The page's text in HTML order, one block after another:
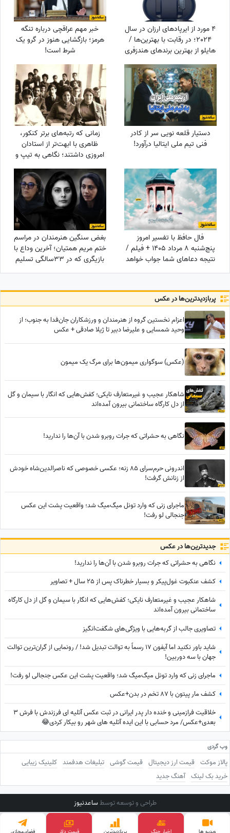
4 مورد از ایرپادهای ارزان در سال
2024؛ در رقابت با بهترین‌ها /
هایلو از بهترین برندهای هندزفری
بلوتوثی ارزان
خبر مهم عراقچی درباره تنگه
هرمز؛ بازگشایی هنوز در گرو یک
شرط است!
دستیار قلعه نویی سر از کادر
فنی تیم ملی ایتالیا درآورد!
زمانی که رتبه‌های برتر کنکور،
ظاهری با ابهت‌تر از استادان
امروزی داشتند؛ نگاهی به تیپ و
استایل رتبه‌های برتر کنکور سال
1354 + عکس
فال حافظ با تفسیر امروز
پنج‌شنبه 8 مرداد 1405 + فیلم /
نتیجه دعاهای شما جواب خواهد
داد درهای بسته به روی شما باز
بغض سنگین هنرمندان در مراسم
ختم مریم همتیان؛ آخرین وداع با
بازیگری که در 33سالگی تسلیم
سرطان شد / از سامان صفاری و
فراستی و هانیه غلامی در سوگ
پربازدید‌ترین‌ها در عکس
اعزام نخستین گروه از هنرمندان و ورزشکاران جان‌فدا به جنوب؛ از
وحید شمسایی و علیرضا دبیر تا ژیلا صادقی + عکس
(عکس) سوگواری میمون‌ها برای مرگ یک میمون
شاهکار عجیب و غیرمتعارف نایکی؛ کفش‌هایی که انگار با سیمان و گل
از دل کارگاه ساختمانی بیرون آمده‌اند
نگاهی به حشراتی که جرات روبرو شدن با آن‌ها را ندارید!
اندرونی حرم‌سرای 85 زنه؛ عکسی خصوصی که ناصرالدین‌شاه خودش
از زنانش گرفت!
ماجرای زنی که وارد تونل میگ‌میگ شد؛ واقعیت پشت این عکس
جنجالی لو رفت!
جدید‌ترین‌ها در عکس
نگاهی به حشراتی که جرات روبرو شدن با آن‌ها را ندارید!
کشف عنکبوت غول‌پیکر و بسیار خطرناک پس از 25 سال + تصاویر
شاهکار عجیب و غیرمتعارف نایکی؛ کفش‌هایی که انگار با سیمان و گل از دل کارگاه
ساختمانی بیرون آمده‌اند
تصاویری جالب از گربه‌هایی با ویژگی‌های شگفت‌انگیز
شاید باور نکنید اما آیفون 17 رسماً به توالت تبدیل شد! / رونمایی از گران‌ترین توالت
جهان با سه دوربین!
ماجرای زنی که وارد تونل میگ‌میگ شد؛ واقعیت پشت این عکس جنجالی لو رفت!
کشف مار پیتون با 87 تخم در بدن+عکس
خلاقیت فرازمینی و خنده دار پدر ایرانی در ثبت عکس آتلیه ای فرزندش با فرش 3
بعدی+عکس/ مرد حسابی با این ایده آتلیه های شهر رو بیکار کردی😂
وب گردی
پالاز موکت قیمت ارز دیجیتال قیمت گوشی تبلیغات هدفمند کلینیک زیبایی
خرید بک لینک آهنگ جدید
طراحی و توسعه توسطساعدنیوز